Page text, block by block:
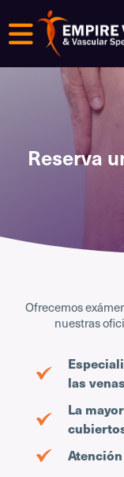
Menú
Reserva
Ofrecemos
nuestras
las venas
La